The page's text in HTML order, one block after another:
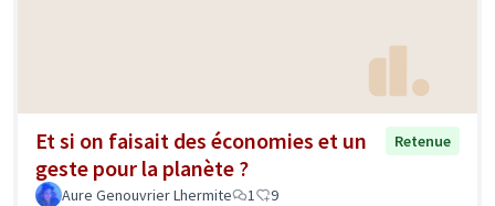
Et si on faisait des économies et un
geste pour la planète ?
Retenue
Aure Genouvrier Lhermite 1 9